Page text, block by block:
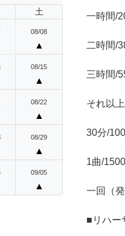
土
08/08
▲
08/15
▲
08/22
▲
08/29
▲
09/05
▲
一時間/
二時間/
三時間/
それ以
30分/
1曲/
一回（
■リハー